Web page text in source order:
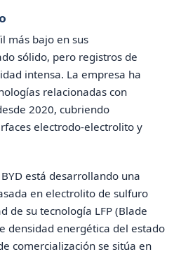
más bajo en sus
sólido, pero registros de
intensa. La empresa ha
relacionadas con
2020, cubriendo
electrodo-electrolito y
está desarrollando una
en electrolito de sulfuro
de su tecnología LFP (Blade
densidad energética del estado
comercialización se sitúa en